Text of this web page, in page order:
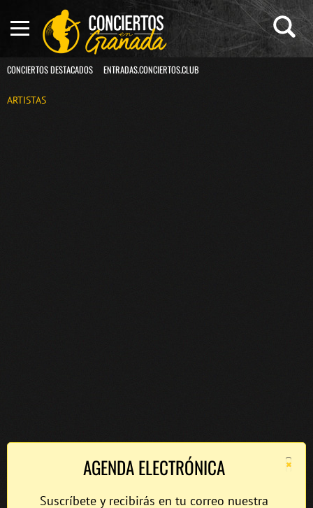
CONCIERTOS DESTACADOS ENTRADAS.CONCIERTOS.CLUB
ARTISTAS
×
AGENDA ELECTRÓNICA
Suscríbete y recibirás en tu correo nuestra